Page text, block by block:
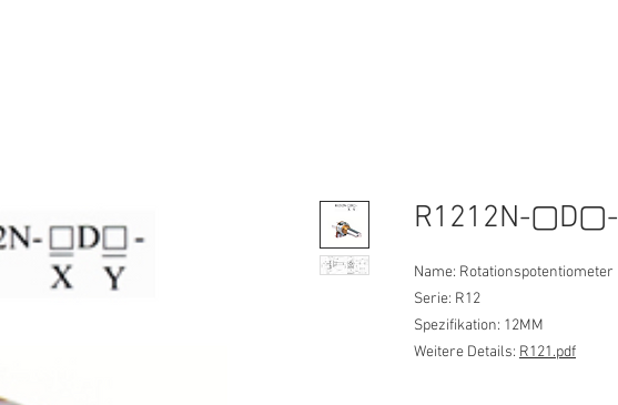
R1212N-▢D▢-
Name: Rotationspotentiometer
Serie: R12
Spezifikation: 12MM
Weitere Details: R121.pdf